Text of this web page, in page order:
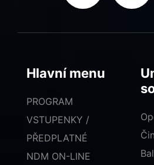
Hlavní menu
PROGRAM
VSTUPENKY /
PŘEDPLATNÉ
NDM ON-LINE